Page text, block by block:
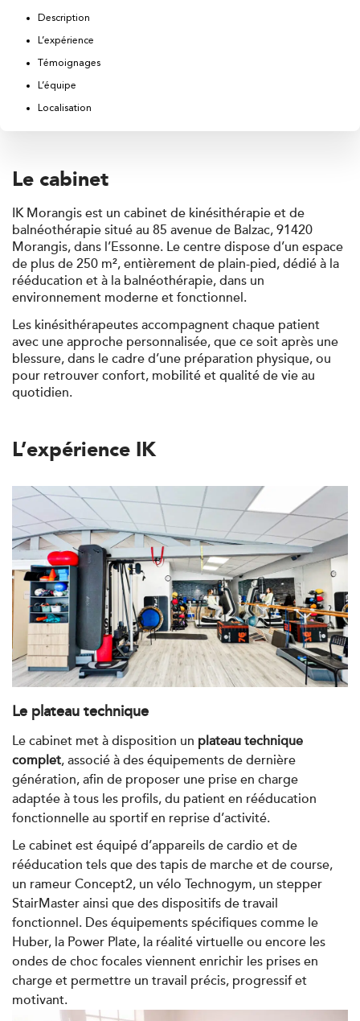
Description
L’expérience
Témoignages
L’équipe
Localisation
Le cabinet
IK Morangis est un cabinet de kinésithérapie et de
balnéothérapie situé au 85 avenue de Balzac, 91420
Morangis, dans l’Essonne. Le centre dispose d’un espace
de plus de 250 m², entièrement de plain-pied, dédié à la
rééducation et à la balnéothérapie, dans un
environnement moderne et fonctionnel.
Les kinésithérapeutes accompagnent chaque patient
avec une approche personnalisée, que ce soit après une
blessure, dans le cadre d’une préparation physique, ou
pour retrouver confort, mobilité et qualité de vie au
quotidien.
L’expérience IK
Le plateau technique
Le cabinet met à disposition un plateau technique
complet, associé à des équipements de dernière
génération, afin de proposer une prise en charge
adaptée à tous les profils, du patient en rééducation
fonctionnelle au sportif en reprise d’activité.
Le cabinet est équipé d’appareils de cardio et de
rééducation tels que des tapis de marche et de course,
un rameur Concept2, un vélo Technogym, un stepper
StairMaster ainsi que des dispositifs de travail
fonctionnel. Des équipements spécifiques comme le
Huber, la Power Plate, la réalité virtuelle ou encore les
ondes de choc focales viennent enrichir les prises en
charge et permettre un travail précis, progressif et
motivant.
Trouvez votre cabinet de
kinésithérapie IK
vous reçoit dans des délais courts sur le Centre Olympe
Santé, même bâtiment que votre kinésithérapeute !
Filtrer lescabinets avec balnéothérapie
IK Paris 16 – Trocadéro
8 Avenue de Camoens 75116 Paris
8 Avenue de Camoens 75116 Paris
01 42 15 22 46
PRENDRE RDV
PRENDRE RDV
Kinésithérapie
IK Paris 6 – Cassette
1 Rue Cassette 75006 Paris
1 Rue Cassette 75006 Paris
01 42 84 06 95
PRENDRE RDV
PRENDRE RDV
Kinésithérapie
Kinésithérapie